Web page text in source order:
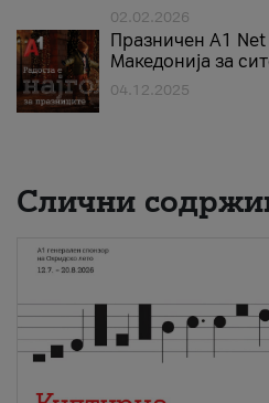
02.02.2026
Празничен A1
Македонија за
04.12.2025
Слични